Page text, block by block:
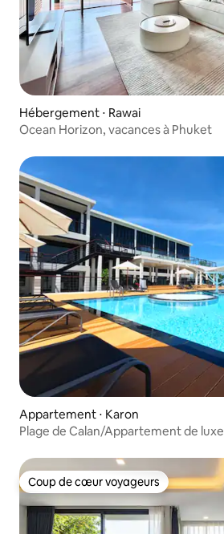
Hébergement ⋅ Rawai
Ocean Horizon, vacances à Phuket
Appartement ⋅ Karon
Plage de Calan/Appartement de
Coup de cœur voyageurs
Coup de cœur voyageurs